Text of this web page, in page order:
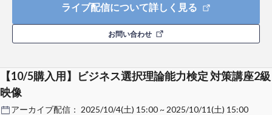
ライブ配信について詳しく見る
お問い合わせ
【10/5購入用】ビジネス選択理論能力検定 対策講座2級
映像
アーカイブ配信： 2025/10/4(土) 15:00 ~ 2025/10/11(土) 15:00